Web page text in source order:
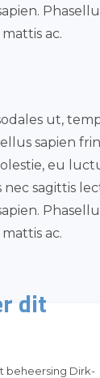
ac.
ut,
sapien
eu
sagittis
ac.
dit
beheersing Dirk-